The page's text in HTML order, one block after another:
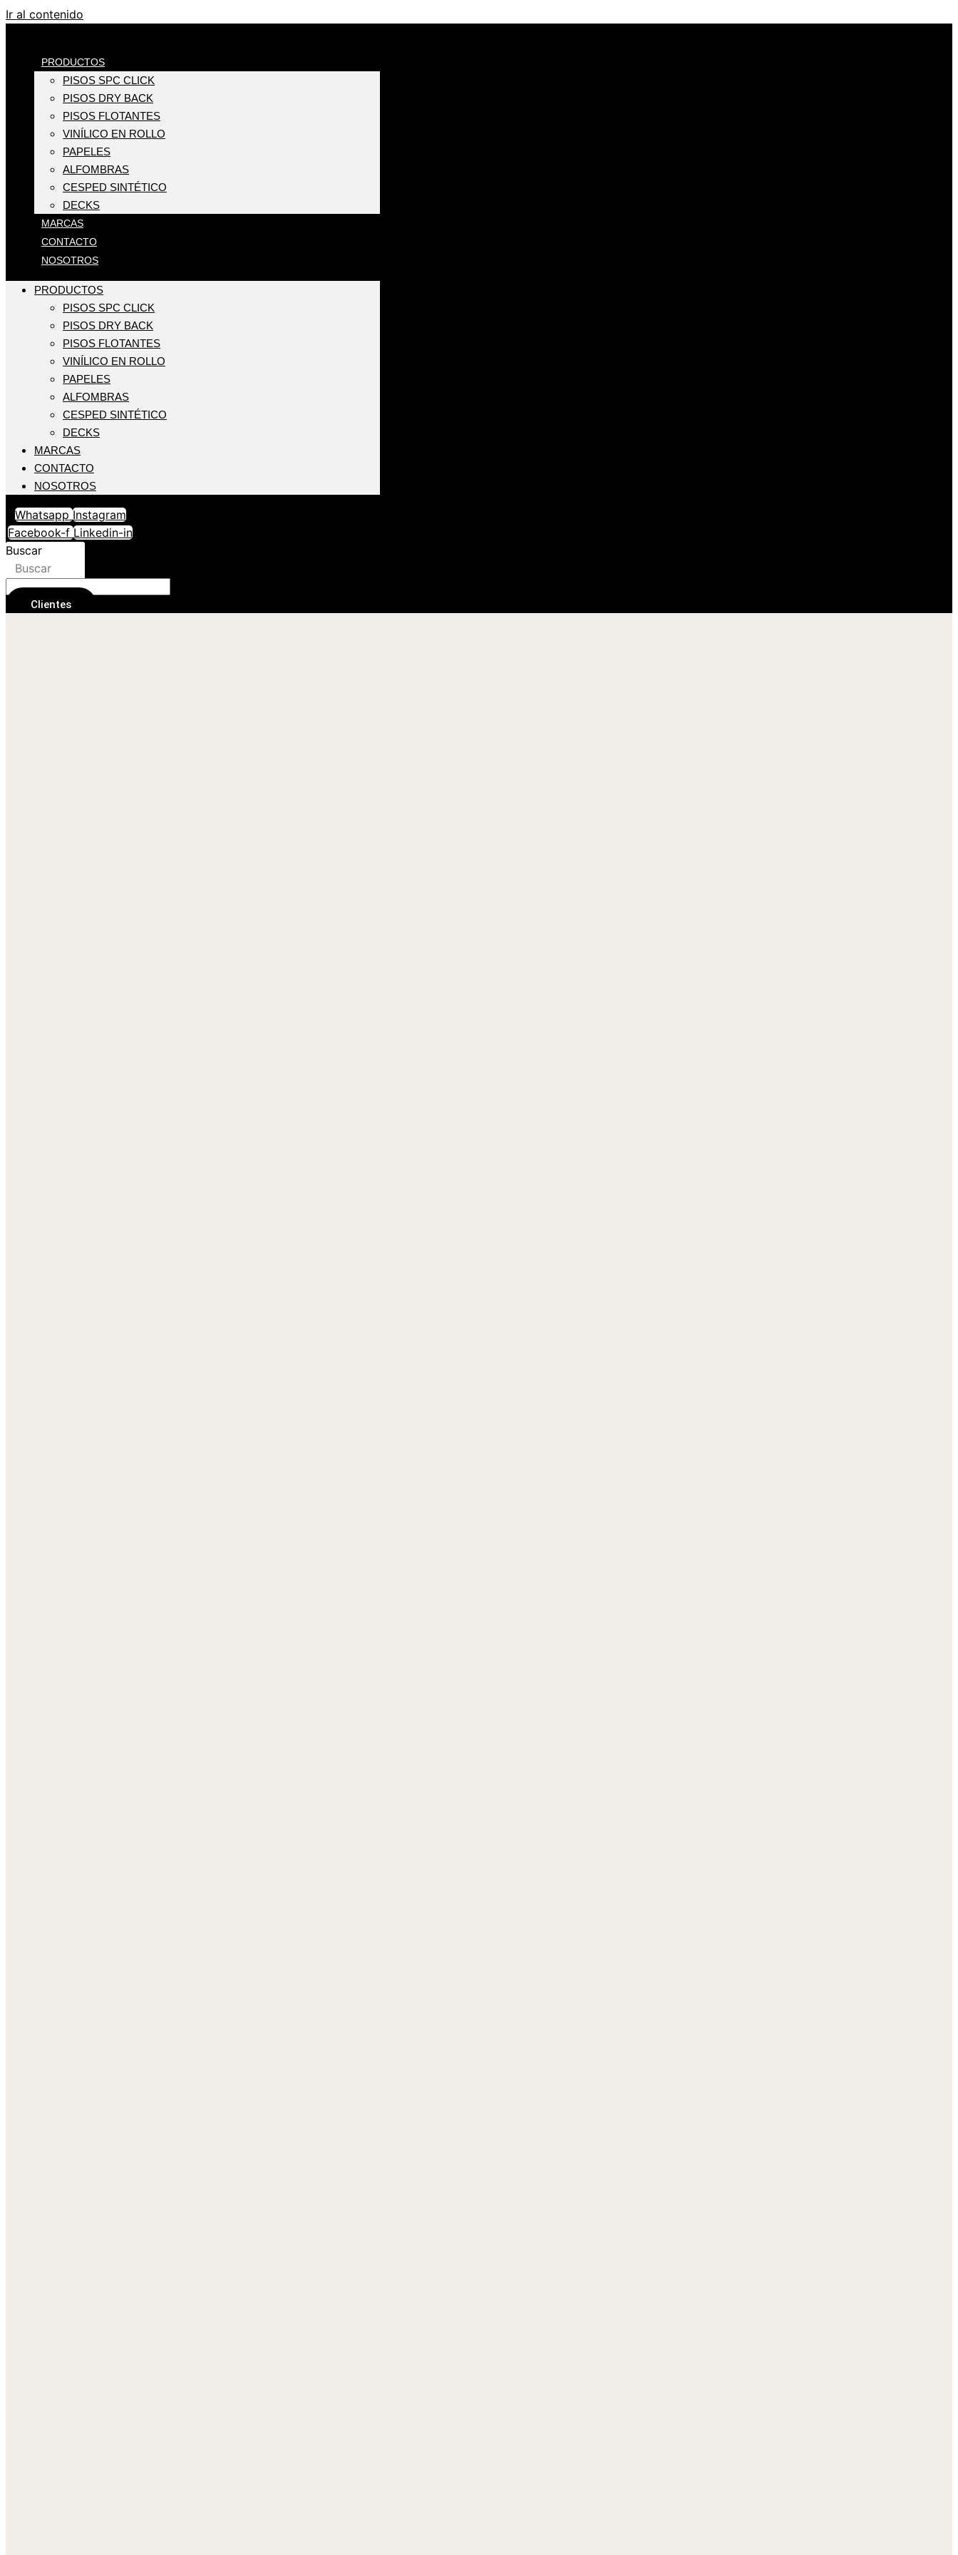
Ir al contenido
PRODUCTOS
PISOS SPC CLICK
PISOS DRY BACK
PISOS FLOTANTES
VINÍLICO EN ROLLO
PAPELES
ALFOMBRAS
CESPED SINTÉTICO
DECKS
MARCAS
CONTACTO
NOSOTROS
PRODUCTOS
PISOS SPC CLICK
PISOS DRY BACK
PISOS FLOTANTES
VINÍLICO EN ROLLO
PAPELES
ALFOMBRAS
CESPED SINTÉTICO
DECKS
MARCAS
CONTACTO
NOSOTROS
Whatsapp Instagram
Facebook-f Linkedin-in
Buscar
Buscar
Clientes